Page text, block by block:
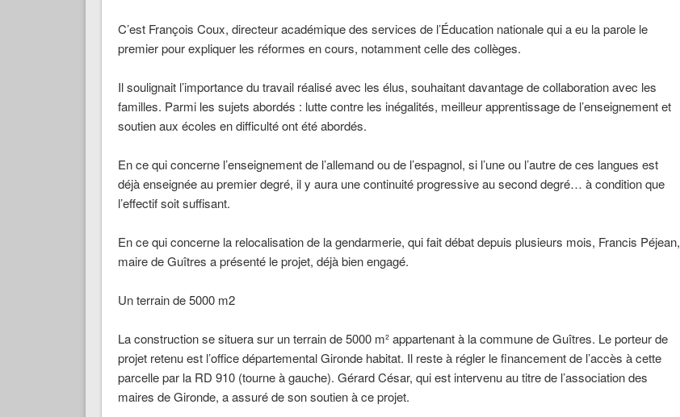
C’est François Coux, directeur académique des services de l’Éducation nationale qui a eu la parole le
premier pour expliquer les réformes en cours, notamment celle des collèges.
Il soulignait l’importance du travail réalisé avec les élus, souhaitant davantage de collaboration avec les
familles. Parmi les sujets abordés : lutte contre les inégalités, meilleur apprentissage de l’enseignement et
soutien aux écoles en difficulté ont été abordés.
En ce qui concerne l’enseignement de l’allemand ou de l’espagnol, si l’une ou l’autre de ces langues est
déjà enseignée au premier degré, il y aura une continuité progressive au second degré… à condition que
l’effectif soit suffisant.
En ce qui concerne la relocalisation de la gendarmerie, qui fait débat depuis plusieurs mois, Francis Péjean,
maire de Guîtres a présenté le projet, déjà bien engagé.
Un terrain de 5000 m2
La construction se situera sur un terrain de 5000 m² appartenant à la commune de Guîtres. Le porteur de
projet retenu est l’office départemental Gironde habitat. Il reste à régler le financement de l’accès à cette
parcelle par la RD 910 (tourne à gauche). Gérard César, qui est intervenu au titre de l’association des
maires de Gironde, a assuré de son soutien à ce projet.